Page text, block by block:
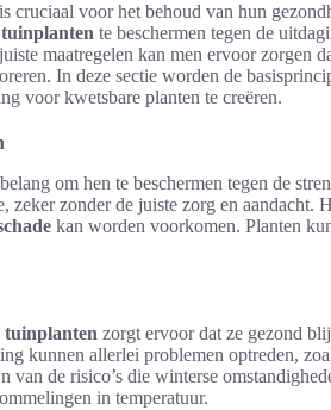
is cruciaal voor het behoud van hun
tuinplanten te beschermen tegen de
maatregelen kan men ervoor zorgen
In deze sectie worden de
voor kwetsbare planten te creëren.
om hen te beschermen tegen de
zonder de juiste zorg en aandacht.
kan worden voorkomen. Planten
tuinplanten zorgt ervoor dat ze gezond
kunnen allerlei problemen optreden,
de risico’s die winterse
in temperatuur.